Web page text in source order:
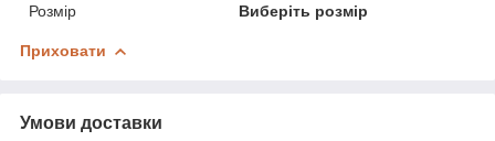
Розмір
Виберіть розмір
Приховати
Умови доставки